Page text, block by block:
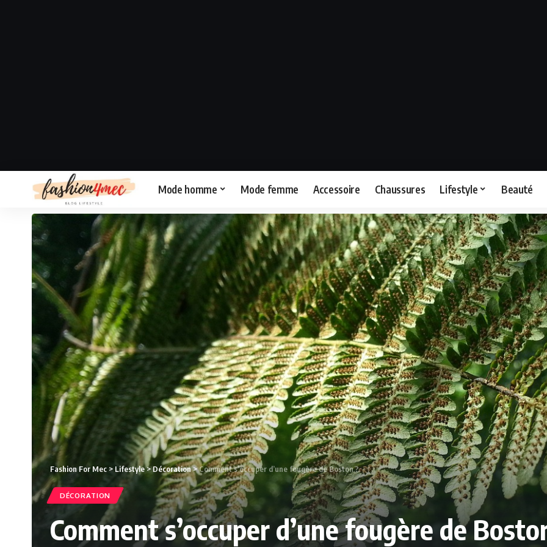
Mode homme Mode femme Accessoire Chaussures Lifestyle Beauté
Fashion For Mec > Lifestyle>Décoration>Comment s’occuper d’une fougère de Boston ?
DÉCORATION
Comment s’occuper d’une fougère de